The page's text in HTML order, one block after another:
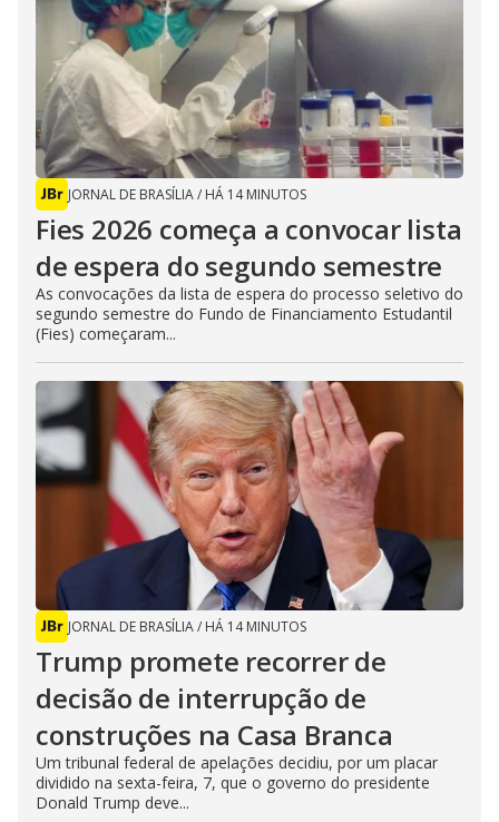
JORNAL DE BRASÍLIA/ HÁ 14 MINUTOS
Fies 2026 começa a convocar lista
de espera do segundo semestre
As convocações da lista de espera do processo seletivo do
segundo semestre do Fundo de Financiamento Estudantil
(Fies) começaram...
JORNAL DE BRASÍLIA/ HÁ 14 MINUTOS
Trump promete recorrer de
decisão de interrupção de
construções na Casa Branca
Um tribunal federal de apelações decidiu, por um placar
dividido na sexta-feira, 7, que o governo do presidente
Donald Trump deve...